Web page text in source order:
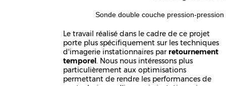
Sonde double couche pression-
Le travail réalisé dans le cadre de ce projet
porte plus spécifiquement sur les techniques
d'imagerie instationnaires par retournement
temporel. Nous nous intéressons plus
particulièrement aux optimisations
permettant de rendre les performances de